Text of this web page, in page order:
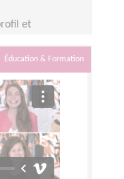
et
Éducation & Formation